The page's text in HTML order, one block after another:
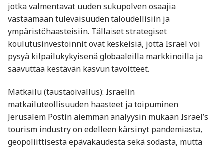
jotka valmentavat uuden sukupolven osaajia
vastaamaan tulevaisuuden taloudellisiin ja
ympäristöhaasteisiin. Tällaiset strategiset
koulutusinvestoinnit ovat keskeisiä, jotta Israel voi
pysyä kilpailukykyisenä globaaleilla markkinoilla ja
saavuttaa kestävän kasvun tavoitteet.
Matkailu (taustaoivallus): Israelin
matkailuteollisuuden haasteet ja toipuminen
Jerusalem Postin aiemman analyysin mukaan Israel’s
tourism industry on edelleen kärsinyt pandemiasta,
geopoliittisesta epävakaudesta sekä sodasta, mutta